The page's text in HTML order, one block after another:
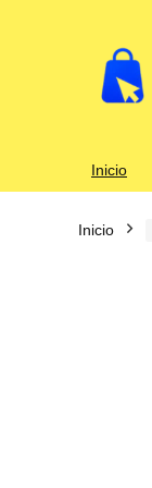
Inicio
Inicio